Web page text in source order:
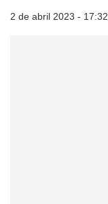
2 de abril 2023 -